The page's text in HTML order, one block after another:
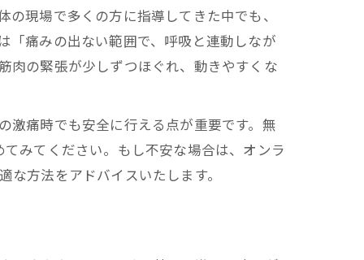
現場で多くの方に指導してきた中でも、
「痛みの出ない範囲で、呼吸と連動しなが
肉の緊張が少しずつほぐれ、動きやすくな
激痛時でも安全に行える点が重要です。無
みてください。もし不安な場合は、オンラ
な方法をアドバイスいたします。